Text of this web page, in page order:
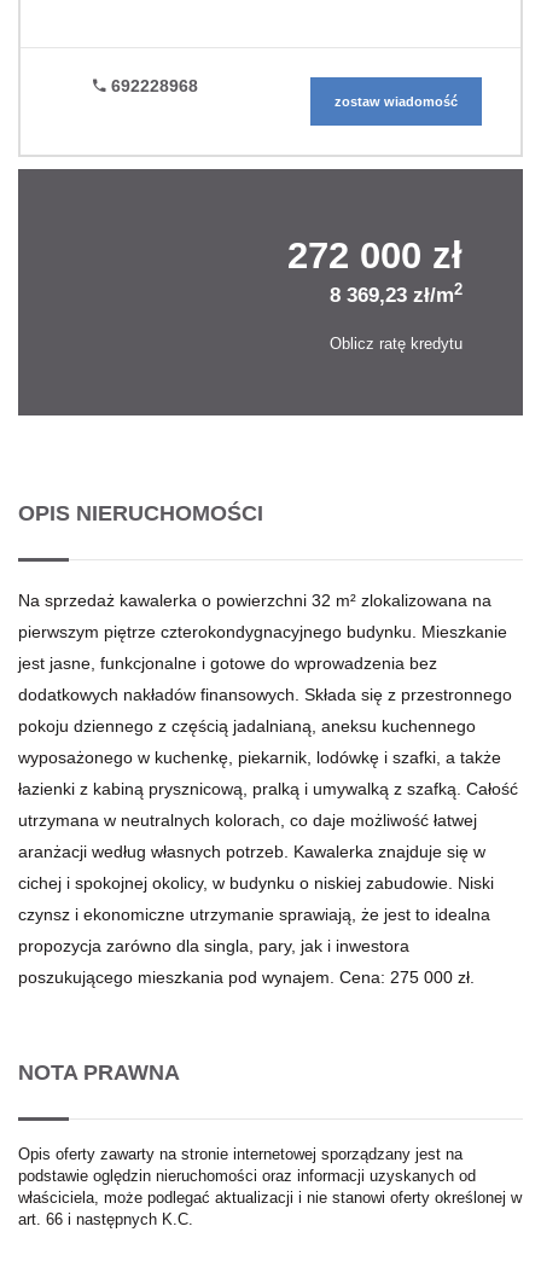
692228968
zostaw wiadomość
272 000 zł
8 369,23 zł/m2
Oblicz ratę kredytu
OPIS NIERUCHOMOŚCI
Na sprzedaż kawalerka o powierzchni 32 m² zlokalizowana na
pierwszym piętrze czterokondygnacyjnego budynku. Mieszkanie
jest jasne, funkcjonalne i gotowe do wprowadzenia bez
dodatkowych nakładów finansowych. Składa się z przestronnego
pokoju dziennego z częścią jadalnianą, aneksu kuchennego
wyposażonego w kuchenkę, piekarnik, lodówkę i szafki, a także
łazienki z kabiną prysznicową, pralką i umywalką z szafką. Całość
utrzymana w neutralnych kolorach, co daje możliwość łatwej
aranżacji według własnych potrzeb. Kawalerka znajduje się w
cichej i spokojnej okolicy, w budynku o niskiej zabudowie. Niski
czynsz i ekonomiczne utrzymanie sprawiają, że jest to idealna
propozycja zarówno dla singla, pary, jak i inwestora
poszukującego mieszkania pod wynajem. Cena: 275 000 zł.
NOTA PRAWNA
Opis oferty zawarty na stronie internetowej sporządzany jest na
podstawie oględzin nieruchomości oraz informacji uzyskanych od
właściciela, może podlegać aktualizacji i nie stanowi oferty określonej w
art. 66 i następnych K.C.